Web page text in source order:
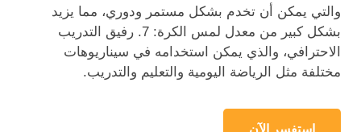
والتي يمكن أن تخدم بشكل مستمر ودوري، مما يزيد
بشكل كبير من معدل لمس الكرة: 7. رفيق التدريب
الاحترافي، والذي يمكن استخدامه في سيناريوهات
مختلفة مثل الرياضة اليومية والتعليم والتدريب.
استفسر الآن